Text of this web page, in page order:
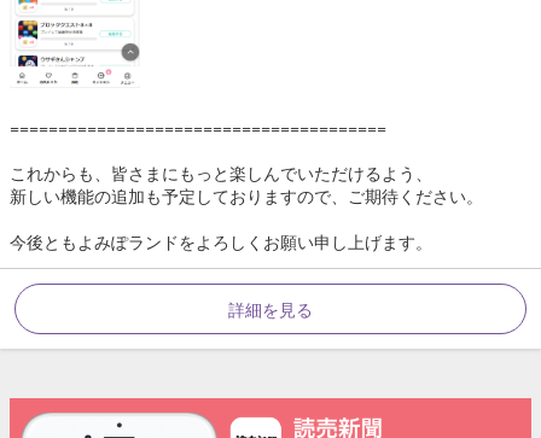
=======================================
これからも、皆さまにもっと楽しんでいただけるよう、
新しい機能の追加も予定しておりますので、ご期待ください。
今後ともよみぽランドをよろしくお願い申し上げます。
詳細を見る